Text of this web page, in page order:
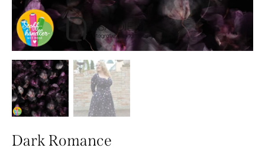
Dark Romance